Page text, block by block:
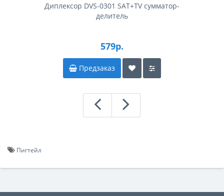
Диплексор DVS-0301 SAT+TV сумматор-
делитель
579р.
Предзаказ
Пигтейл